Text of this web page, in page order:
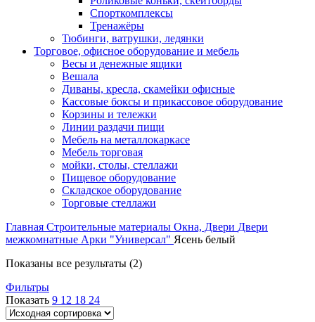
Спорткомплексы
Тренажёры
Тюбинги, ватрушки, ледянки
Торговое, офисное оборудование и мебель
Весы и денежные ящики
Вешала
Диваны, кресла, скамейки офисные
Кассовые боксы и прикассовое оборудование
Корзины и тележки
Линии раздачи пищи
Мебель на металлокаркасе
Мебель торговая
мойки, столы, стеллажи
Пищевое оборудование
Складское оборудование
Торговые стеллажи
Главная Строительные материалы Окна, Двери Двери
межкомнатные Арки "Универсал" Ясень белый
Показаны все результаты (2)
Фильтры
Показать 9 12 18 24